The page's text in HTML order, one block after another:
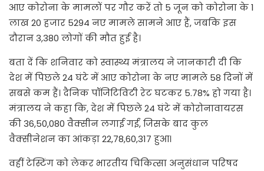
आए कोरोना के मामलों पर गौर करें तो 5 जून को कोरोना के 1
लाख 20 हजार 5294 नए मामले सामने आए हैं, जबकि इस
दौरान 3,380 लोगों की मौत हुई है।
बता दें कि शनिवार को स्वास्थ्य मंत्रालय ने जानकारी दी कि
देश में पिछले 24 घंटे में आए कोरोना के नए मामले 58 दिनों में
सबसे कम हैं। दैनिक पॉजिटिविटी रेट घटकर 5.78% हो गया है।
मंत्रालय ने कहा कि, देश में पिछले 24 घंटे में कोरोनावायरस
की 36,50,080 वैक्सीन लगाई गईं, जिसके बाद कुल
वैक्सीनेशन का आंकड़ा 22,78,60,317 हुआ।
वहीं टेस्टिंग को लेकर भारतीय चिकित्सा अनुसंधान परिषद